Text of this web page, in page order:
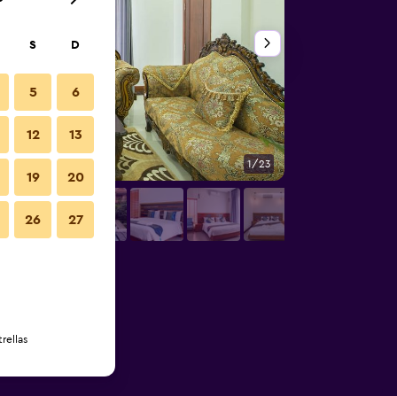
1/23
S D
5 6
12 13
19 20
26 27